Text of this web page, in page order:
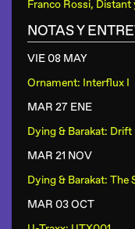
Franco Rossi, Distant
NOTAS Y
VIE 08 MAY
Ornament: Interflux I
MAR 27 ENE
Dying & Barakat: Drift
MAR 21 NOV
Dying & Barakat: The
MAR 03 OCT